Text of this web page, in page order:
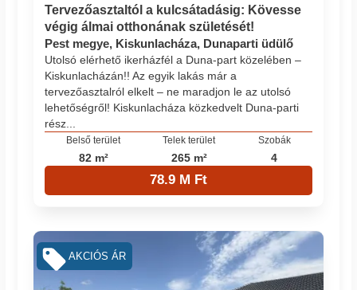
Tervezőasztaltól a kulcsátadásig: Kövesse
végig álmai otthonának születését!
Pest megye, Kiskunlacháza, Dunaparti üdülő
Utolsó elérhető ikerházfél a Duna-part közelében –
Kiskunlacházán!! Az egyik lakás már a
tervezőasztalról elkelt – ne maradjon le az utolsó
lehetőségről! Kiskunlacháza közkedvelt Duna-parti
rész...
Belső terület
82 m²
Telek terület
265 m²
Szobák
4
78.9 M Ft
AKCIÓS ÁR